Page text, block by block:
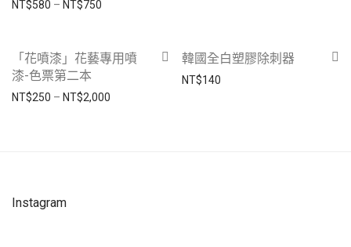
NT$580 – NT$750
「花噴漆」花藝專用噴
漆-色票第二本
NT$250 – NT$2,000
韓國全白塑膠除刺器
NT$140
Instagram